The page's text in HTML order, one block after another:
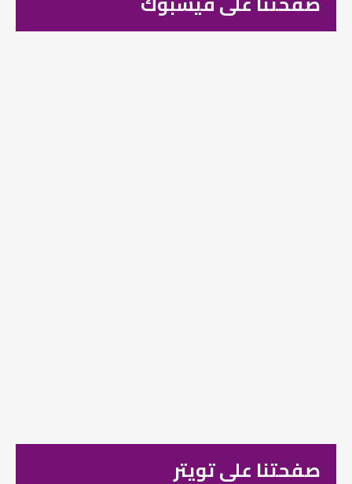
صفحتنا على فيسبوك